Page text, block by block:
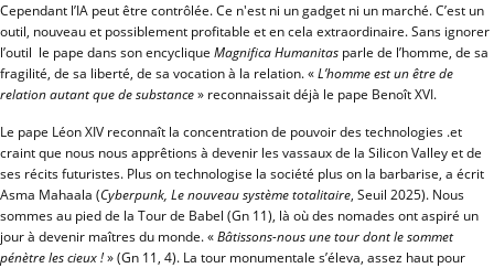
Cependant l’IA peut être contrôlée. Ce n'est ni un gadget ni un marché. C’est un
outil, nouveau et possiblement profitable et en cela extraordinaire. Sans ignorer
l’outil le pape dans son encyclique Magnifica Humanitas parle de l’homme, de sa
fragilité, de sa liberté, de sa vocation à la relation. «L’homme est un être de
relation autant que de substance» reconnaissait déjà le pape Benoît XVI.
Le pape Léon XIV reconnaît la concentration de pouvoir des technologies .et
craint que nous nous apprêtions à devenir les vassaux de la Silicon Valley et de
ses récits futuristes. Plus on technologise la société plus on la barbarise, a écrit
Asma Mahaala (Cyberpunk, Le nouveau système totalitaire, Seuil 2025). Nous
sommes au pied de la Tour de Babel (Gn 11), là où des nomades ont aspiré un
jour à devenir maîtres du monde. «Bâtissons-nous une tour dont le sommet
pénètre les cieux !» (Gn 11, 4). La tour monumentale s’éleva, assez haut pour